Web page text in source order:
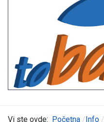
Vi ste ovde: Početna Info